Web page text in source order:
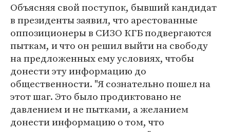
Объясняя свой поступок, бывший кандидат
в президенты заявил, что арестованные
оппозиционеры в СИЗО КГБ подвергаются
пыткам, и что он решил выйти на свободу
на предложенных ему условиях, чтобы
донести эту информацию до
общественности. "Я сознательно пошел на
этот шаг. Это было продиктовано не
давлением и не пытками, а желанием
донести информацию о том, что